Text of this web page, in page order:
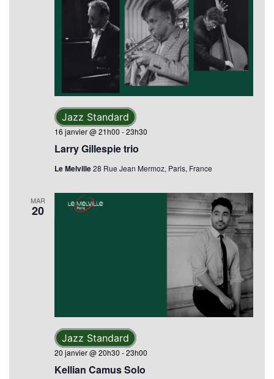
Larry Gillespie trio
16 janvier @ 21h00 -23h30
Jazz Standard
Le Melville28 Rue Jean Mermoz, Paris, France
MAR
20
Kellian Camus Solo
20 janvier @ 20h30 -23h00
Jazz Standard